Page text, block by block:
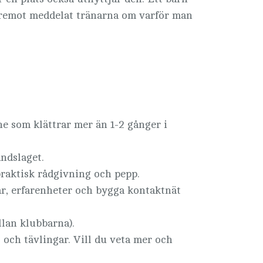
meddelat tränarna om varför man
som klättrar mer än 1-2 gånger i
rådgivning och pepp.
erfarenheter och bygga kontaktnät
klubbarna).
tävlingar. Vill du veta mer och